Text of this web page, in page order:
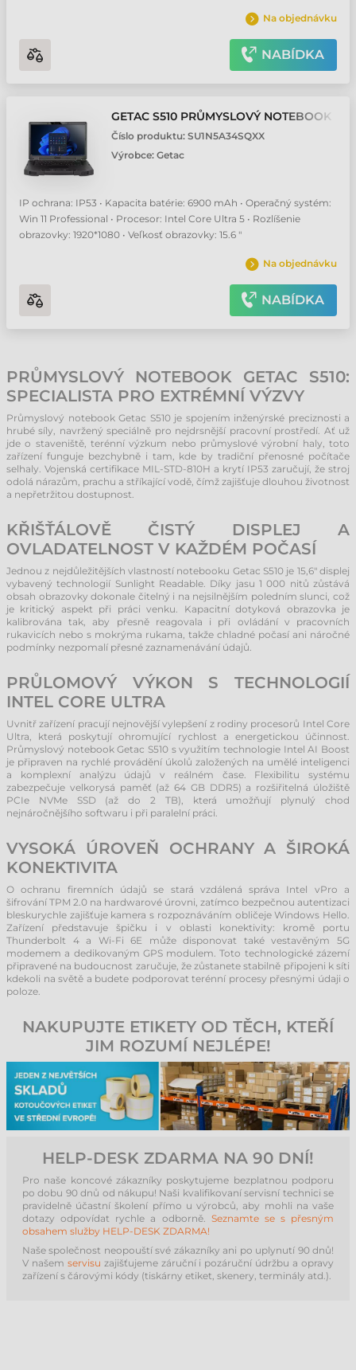
Na objednávku
NABÍDKA
GETAC S510 PRŮMYSLOVÝ NOTEBOOK
Číslo produktu: SU1N5A34SQXX
Výrobce: Getac
IP ochrana: IP53 • Kapacita batérie: 6900 mAh • Operačný systém:
Win 11 Professional • Procesor: Intel Core Ultra 5 • Rozlíšenie
obrazovky: 1920*1080 • Veľkosť obrazovky: 15.6 "
Na objednávku
NABÍDKA
PRŮMYSLOVÝ NOTEBOOK GETAC S510:
SPECIALISTA PRO EXTRÉMNÍ VÝZVY
Průmyslový notebook Getac S510 je spojením inženýrské preciznosti a
hrubé síly, navržený speciálně pro nejdrsnější pracovní prostředí. Ať už
jde o staveniště, terénní výzkum nebo průmyslové výrobní haly, toto
zařízení funguje bezchybně i tam, kde by tradiční přenosné počítače
selhaly. Vojenská certifikace MIL-STD-810H a krytí IP53 zaručují, že stroj
odolá nárazům, prachu a stříkající vodě, čímž zajišťuje dlouhou životnost
a nepřetržitou dostupnost.
KŘIŠŤÁLOVĚ ČISTÝ DISPLEJ A
OVLADATELNOST V KAŽDÉM POČASÍ
Jednou z nejdůležitějších vlastností notebooku Getac S510 je 15,6" displej
vybavený technologií Sunlight Readable. Díky jasu 1 000 nitů zůstává
obsah obrazovky dokonale čitelný i na nejsilnějším poledním slunci, což
je kritický aspekt při práci venku. Kapacitní dotyková obrazovka je
kalibrována tak, aby přesně reagovala i při ovládání v pracovních
rukavicích nebo s mokrýma rukama, takže chladné počasí ani náročné
podmínky nezpomalí přesné zaznamenávání údajů.
PRŮLOMOVÝ VÝKON S TECHNOLOGIÍ
INTEL CORE ULTRA
Uvnitř zařízení pracují nejnovější vylepšení z rodiny procesorů Intel Core
Ultra, která poskytují ohromující rychlost a energetickou účinnost.
Průmyslový notebook Getac S510 s využitím technologie Intel AI Boost
je připraven na rychlé provádění úkolů založených na umělé inteligenci
a komplexní analýzu údajů v reálném čase. Flexibilitu systému
zabezpečuje velkorysá paměť (až 64 GB DDR5) a rozšiřitelná úložiště
PCIe NVMe SSD (až do 2 TB), která umožňují plynulý chod
nejnáročnějšího softwaru i při paralelní práci.
VYSOKÁ ÚROVEŇ OCHRANY A ŠIROKÁ
KONEKTIVITA
O ochranu firemních údajů se stará vzdálená správa Intel vPro a
šifrování TPM 2.0 na hardwarové úrovni, zatímco bezpečnou autentizaci
bleskurychle zajišťuje kamera s rozpoznáváním obličeje Windows Hello.
Zařízení představuje špičku i v oblasti konektivity: kromě portu
Thunderbolt 4 a Wi-Fi 6E může disponovat také vestavěným 5G
modemem a dedikovaným GPS modulem. Toto technologické zázemí
připravené na budoucnost zaručuje, že zůstanete stabilně připojeni k síti
kdekoli na světě a budete podporovat terénní procesy přesnými údaji o
poloze.
NAKUPUJTE ETIKETY OD TĚCH, KTEŘÍ
JIM ROZUMÍ NEJLÉPE!
HELP-DESK ZDARMA NA 90 DNÍ!
Pro naše koncové zákazníky poskytujeme bezplatnou podporu
po dobu 90 dnů od nákupu! Naši kvalifikovaní servisní technici se
pravidelně účastní školení přímo u výrobců, aby mohli na vaše
dotazy odpovídat rychle a odborně. Seznamte se s přesným
obsahem služby HELP-DESK ZDARMA!
Naše společnost neopouští své zákazníky ani po uplynutí 90 dnů!
V našem servisu zajišťujeme záruční i pozáruční údržbu a opravy
zařízení s čárovými kódy (tiskárny etiket, skenery, terminály atd.).